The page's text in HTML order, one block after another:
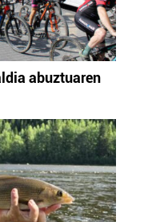
abuztuaren